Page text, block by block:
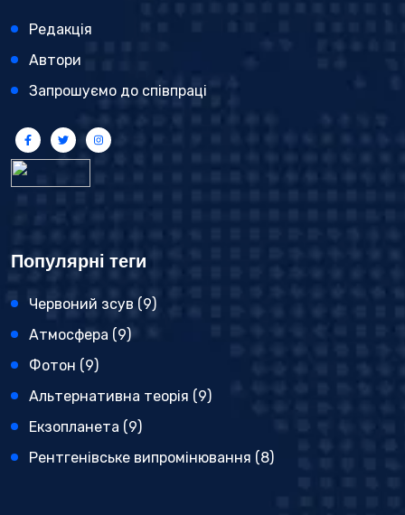
Редакція
Автори
Запрошуємо до співпраці
Популярні теги
Червоний зсув (9)
Атмосфера (9)
Фотон (9)
Альтернативна теорія (9)
Екзопланета (9)
Рентгенівське випромінювання (8)